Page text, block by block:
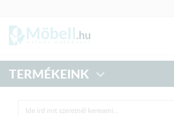
TERMÉKEINK